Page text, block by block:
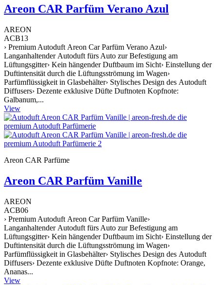
Areon CAR Parfüm Verano Azul
AREON
ACB13
› Premium Autoduft Areon Car Parfüm Verano Azul›
Langanhaltender Autoduft fürs Auto zur Befestigung am
Lüftungsgitter› Kein hängender Duftbaum im Sicht› Einstellung der
Duftintensität durch die Lüftungsströmung im Wagen›
Parfümflüssigkeit in Glasbehälter› Stylisches Design des Autoduft
Diffusers› Dezente exklusive Düfte Duftnoten Kopfnote:
Galbanum,...
View
Areon CAR Parfüme
Areon CAR Parfüm Vanille
AREON
ACB06
› Premium Autoduft Areon Car Parfüm Vanille›
Langanhaltender Autoduft fürs Auto zur Befestigung am
Lüftungsgitter› Kein hängender Duftbaum im Sicht› Einstellung der
Duftintensität durch die Lüftungsströmung im Wagen›
Parfümflüssigkeit in Glasbehälter› Stylisches Design des Autoduft
Diffusers› Dezente exklusive Düfte Duftnoten Kopfnote: Orange,
Ananas...
View